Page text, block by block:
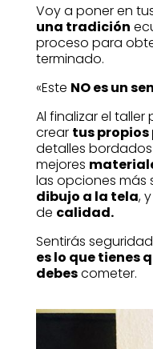
Voy a poner en
una tradición
proceso para
terminado.
«Este NO es un
Al finalizar el
crear tus
detalles
mejores
las opciones más
dibujo a la tela,
de calidad.
Sentirás
es lo que tienes
debescometer.